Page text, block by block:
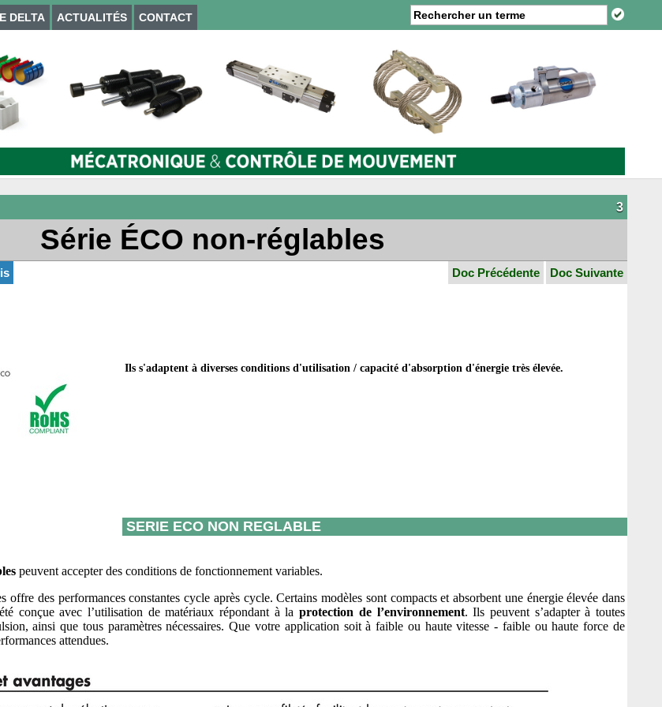
DELTA ACTUALITÉS CONTACT
3
Série ÉCO non-réglables
Doc Précédente Doc Suivante
Ils s'adaptent à diverses conditions d'utilisation / capacité d'absorption d'énergie très élevée.
SERIE ECO NON REGLABLE
peuvent accepter des conditions de fonctionnement variables.
offre des performances constantes cycle après cycle. Certains modèles sont compacts et absorbent une énergie élevée dans
conçue avec l’utilisation de matériaux répondant à laprotection de l’environnement. Ils peuvent s’adapter à toutes
ainsi que tous paramètres nécessaires. Que votre application soit à faible ou haute vitesse - faible ou haute force de
attendues.